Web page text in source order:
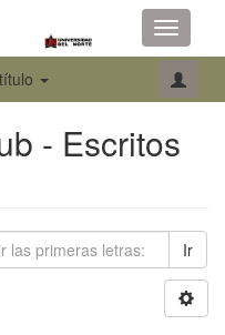
Toggle
- Escritos
Ir